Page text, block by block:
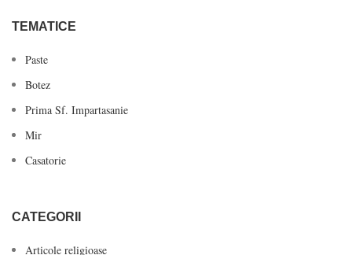
TEMATICE
Paste
Botez
Prima Sf. Impartasanie
Mir
Casatorie
CATEGORII
Articole religioase